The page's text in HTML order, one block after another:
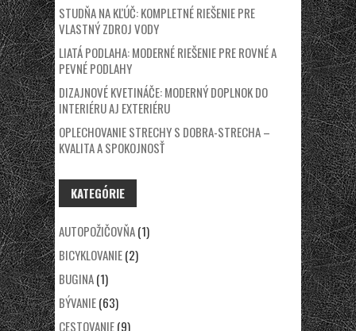
STUDŇA NA KĽÚČ: KOMPLETNÉ RIEŠENIE PRE
VLASTNÝ ZDROJ VODY
LIATÁ PODLAHA: MODERNÉ RIEŠENIE PRE ROVNÉ A
PEVNÉ PODLAHY
DIZAJNOVÉ KVETINÁČE: MODERNÝ DOPLNOK DO
INTERIÉRU AJ EXTERIÉRU
OPLECHOVANIE STRECHY S DOBRA-STRECHA –
KVALITA A SPOKOJNOSŤ
KATEGÓRIE
AUTOPOŽIČOVŇA(1)
BICYKLOVANIE(2)
BUGINA(1)
BÝVANIE(63)
CESTOVANIE(9)